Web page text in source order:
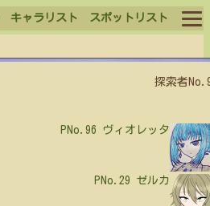
キャラリスト スポットリスト
ログイン
探索者
PNo.96 ヴィオレッタ
PNo.29 ゼルカ